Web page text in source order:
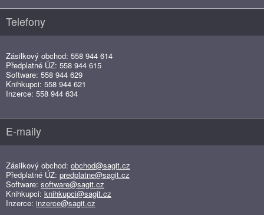
Telefony
Zásilkový obchod: 558 944 614
Předplatné ÚZ: 558 944 615
Software: 558 944 629
Knihkupci: 558 944 621
Inzerce: 558 944 634
E-maily
Zásilkový obchod: obchod@sagit.cz
Předplatné ÚZ: predplatne@sagit.cz
Software: software@sagit.cz
Knihkupci: knihkupci@sagit.cz
Inzerce: inzerce@sagit.cz